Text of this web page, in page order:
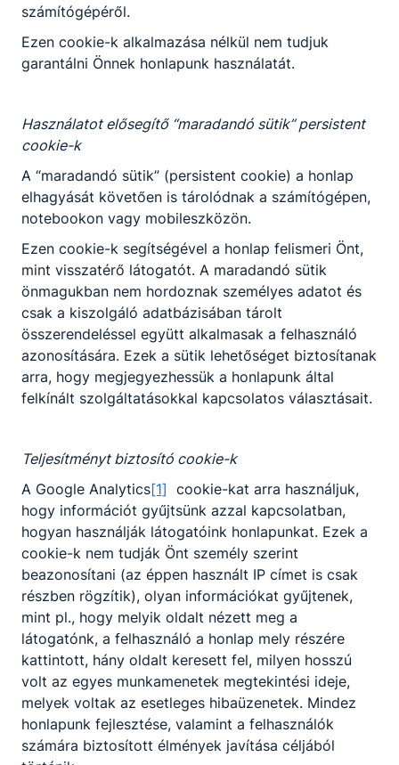
Megosztás
KAPCSOLÓDÓ HÍREK
közösség: nyílt napot tart a
Péchy építőtábora
Nem mindennapi délelőttre készül
a Péchy, hiszen augusztus 10-én
9.00 és 12.00 óra között minden
érdeklődő előtt megnyílik az
építőtábor. A látogatók
betekinthetnek az aktuális
munkafolyamatokba, bejárhatják
az intézményt, valamint
megismerhetik az iskola értékeit,
történetét és képzési kínálatát.
2026. aug. 10. DSZC Péchy
számítógépéről.
Ezen cookie-k alkalmazása nélkül nem tudjuk
garantálni Önnek honlapunk használatát.
Használatot elősegítő “maradandó sütik” persistent
cookie-k
A “maradandó sütik” (persistent cookie) a honlap
elhagyását követően is tárolódnak a számítógépen,
notebookon vagy mobileszközön.
Ezen cookie-k segítségével a honlap felismeri Önt,
mint visszatérő látogatót. A maradandó sütik
önmagukban nem hordoznak személyes adatot és
csak a kiszolgáló adatbázisában tárolt
összerendeléssel együtt alkalmasak a felhasználó
azonosítására. Ezek a sütik lehetőséget biztosítanak
arra, hogy megjegyezhessük a honlapunk által
felkínált szolgáltatásokkal kapcsolatos választásait.
Teljesítményt biztosító cookie-k
A Google Analytics[1] cookie-kat arra használjuk,
hogy információt gyűjtsünk azzal kapcsolatban,
hogyan használják látogatóink honlapunkat. Ezek a
cookie-k nem tudják Önt személy szerint
beazonosítani (az éppen használt IP címet is csak
részben rögzítik), olyan információkat gyűjtenek,
mint pl., hogy melyik oldalt nézett meg a
látogatónk, a felhasználó a honlap mely részére
kattintott, hány oldalt keresett fel, milyen hosszú
volt az egyes munkamenetek megtekintési ideje,
melyek voltak az esetleges hibaüzenetek. Mindez
honlapunk fejlesztése, valamint a felhasználók
számára biztosított élmények javítása céljából